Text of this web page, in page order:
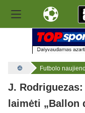
Futbolo
J.
laimėti „Ballon